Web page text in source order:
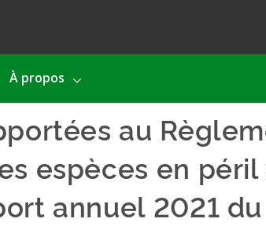
À propos
au
espèces en péril
annuel 2021 du